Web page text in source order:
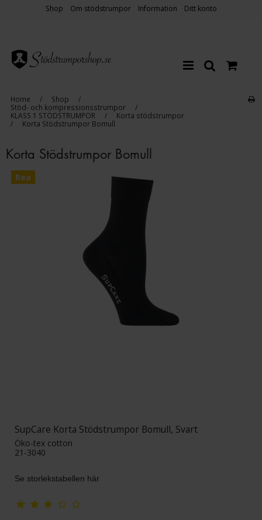
Shop Om stödstrumpor Information Ditt konto
Home / Shop
/
Stöd- och kompressionsstrumpor
/
KLASS 1 STÖDSTRUMPOR
/
Korta stödstrumpor
/
Korta Stödstrumpor Bomull
Korta Stödstrumpor Bomull
Rea
SupCare Korta Stödstrumpor Bomull, Svart
Öko-tex cotton
21-3040
Se storlekstabellen här